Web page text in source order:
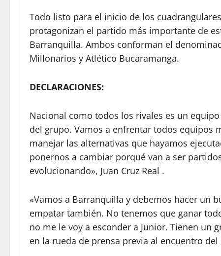
Todo listo para el inicio de los
protagonizan el partido más importante de
Barranquilla. Ambos conforman el
Millonarios y Atlético Bucaramanga.
DECLARACIONES:
Nacional como todos los rivales es un
del grupo. Vamos a enfrentar todos equipos
manejar las alternativas que hayamos
ponernos a cambiar porqué van a ser
evolucionando», Juan Cruz Real .
«Vamos a Barranquilla y debemos hacer un
empatar también. No tenemos que ganar
no me le voy a esconder a Junior. Tienen un
en la rueda de prensa previa al encuentro del